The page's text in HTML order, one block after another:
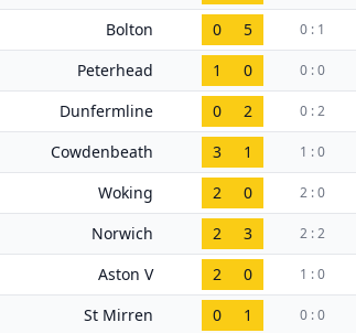
Bolton 0 5 0 : 1
Peterhead 1 0 0 : 0
Dunfermline 0 2 0 : 2
Cowdenbeath 3 1 1 : 0
Woking 2 0 2 : 0
Norwich 2 3 2 : 2
Aston V 2 0 1 : 0
St Mirren 0 1 0 : 0